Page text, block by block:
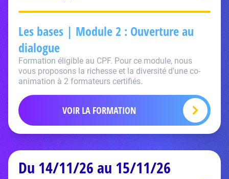
Les bases | Module 2 : Ouverture au
dialogue
Formation éligible au CPF. Pour ce module, nous
vous proposons la richesse et la diversité d'une co-
animation à 2 formateurs certifiés.
VOIR LA FORMATION
Du 14/11/26 au 15/11/26